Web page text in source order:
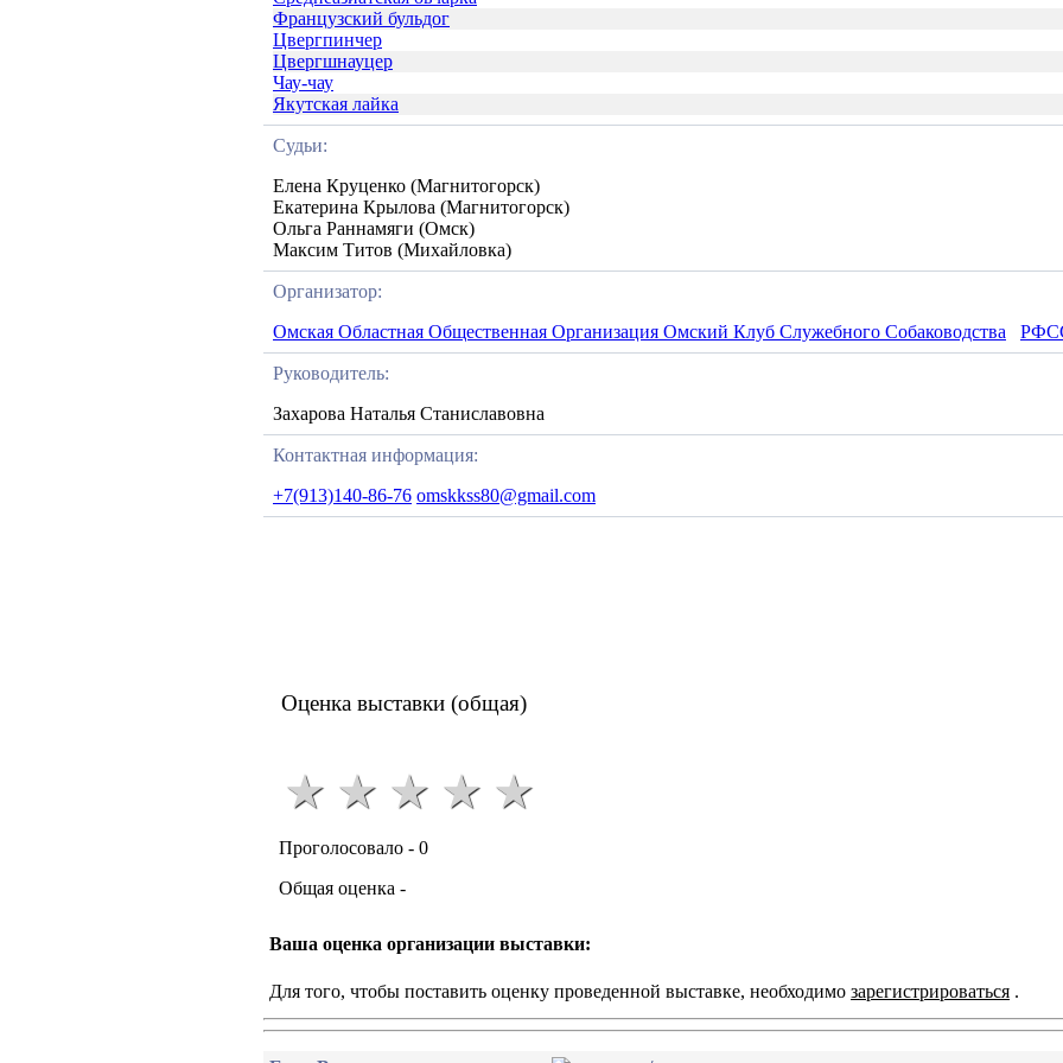
Французский бульдог
Цвергпинчер
Цвергшнауцер
Чау-чау
Якутская лайка
Судьи:
Елена Круценко (Магнитогорск)
Екатерина Крылова (Магнитогорск)
Ольга Раннамяги (Омск)
Максим Титов (Михайловка)
Организатор:
Омская Областная Общественная Организация Омский Клуб Служебного Собаководства
Руководитель:
Захарова Наталья Станиславовна
Контактная информация:
+7(913)140-86-76 omskkss80@gmail.com
Оценка выставки (общая)
Проголосовало - 0
Общая оценка -
Ваша оценка организации выставки:
Для того, чтобы поставить оценку проведенной выставке, необходимо зарегистрироваться .